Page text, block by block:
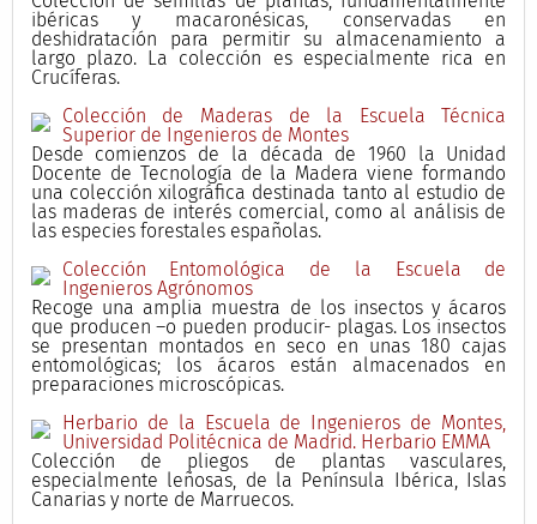
ibéricas y macaronésicas, conservadas en
deshidratación para permitir su almacenamiento a
largo plazo. La colección es especialmente rica en
Crucíferas.
Colección de Maderas de la Escuela Técnica
Superior de Ingenieros de Montes
Desde comienzos de la década de 1960 la Unidad
Docente de Tecnología de la Madera viene formando
una colección xilográfica destinada tanto al estudio de
las maderas de interés comercial, como al análisis de
las especies forestales españolas.
Colección Entomológica de la Escuela de
Ingenieros Agrónomos
Recoge una amplia muestra de los insectos y ácaros
que producen –o pueden producir- plagas. Los insectos
se presentan montados en seco en unas 180 cajas
entomológicas; los ácaros están almacenados en
preparaciones microscópicas.
Herbario de la Escuela de Ingenieros de Montes,
Universidad Politécnica de Madrid. Herbario EMMA
Colección de pliegos de plantas vasculares,
especialmente leñosas, de la Península Ibérica, Islas
Canarias y norte de Marruecos.